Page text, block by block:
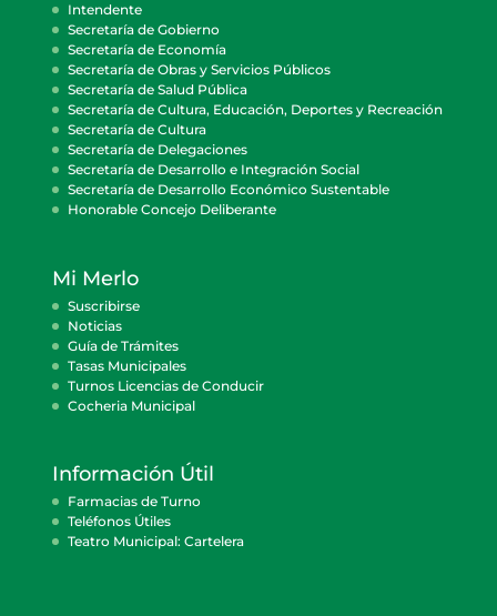
Intendente
Secretaría de Gobierno
Secretaría de Economía
Secretaría de Obras y Servicios Públicos
Secretaría de Salud Pública
Secretaría de Cultura, Educación, Deportes y Recreación
Secretaría de Cultura
Secretaría de Delegaciones
Secretaría de Desarrollo e Integración Social
Secretaría de Desarrollo Económico Sustentable
Honorable Concejo Deliberante
Mi Merlo
Suscribirse
Noticias
Guía de Trámites
Tasas Municipales
Turnos Licencias de Conducir
Cocheria Municipal
Información Útil
Farmacias de Turno
Teléfonos Útiles
Teatro Municipal: Cartelera